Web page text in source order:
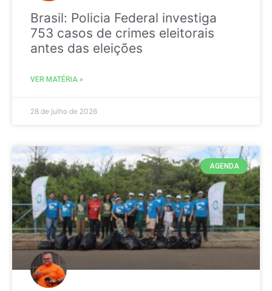
Brasil: Policia Federal investiga
753 casos de crimes eleitorais
antes das eleições
VER MATÉRIA »
28 de julho de 2026
AGENDA